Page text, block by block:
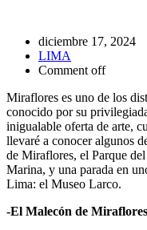
diciembre 17, 2024
LIMA
Comment off
Miraflores es uno de los
conocido por su
inigualable oferta de arte,
llevaré a conocer algunos
de Miraflores, el Parque
Marina, y una parada en
Lima: el Museo Larco.
-El Malecón de Miraflores